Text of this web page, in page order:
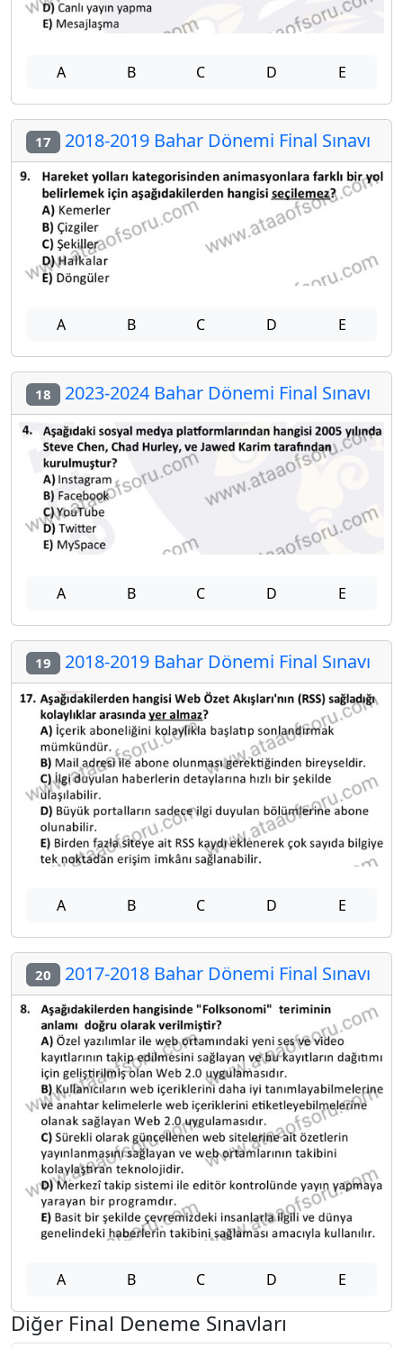
A B C D E
17 2018-2019 Bahar Dönemi Final Sınavı
A B C D E
18 2023-2024 Bahar Dönemi Final Sınavı
A B C D E
19 2018-2019 Bahar Dönemi Final Sınavı
A B C D E
20 2017-2018 Bahar Dönemi Final Sınavı
A B C D E
Diğer Final Deneme Sınavları